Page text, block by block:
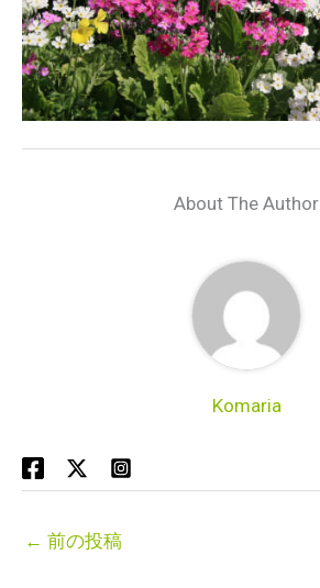
About The Author
Komaria
← 前の投稿